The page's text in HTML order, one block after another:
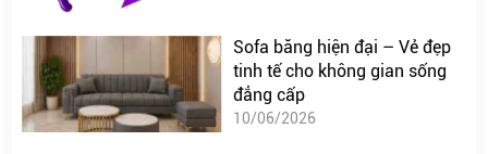
Sofa băng hiện đại – Vẻ đẹp
tinh tế cho không gian sống
đẳng cấp
10/06/2026